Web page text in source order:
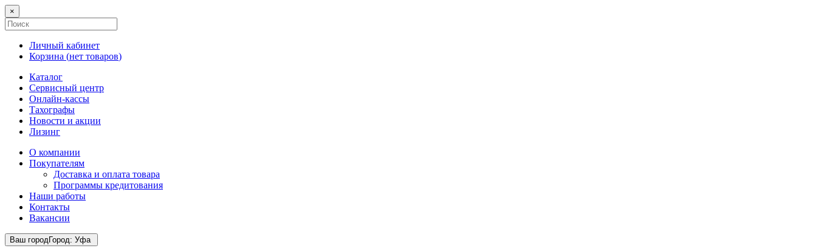
×
Личный кабинет
Корзина (нет товаров)
Каталог
Сервисный центр
Онлайн-кассы
Тахографы
Новости и акции
Лизинг
О компании
Покупателям
Доставка и оплата товара
Программы кредитования
Наши работы
Контакты
Вакансии
Ваш городГород: Уфа